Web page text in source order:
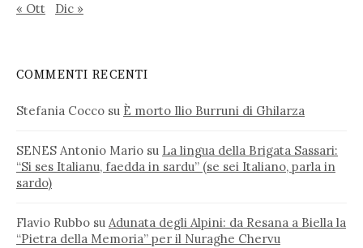
« Ott Dic »
COMMENTI RECENTI
Stefania Cocco su È morto Ilio Burruni di Ghilarza
SENES Antonio Mario su La lingua della Brigata Sassari:
“Si ses Italianu, faedda in sardu” (se sei Italiano, parla in
sardo)
Flavio Rubbo su Adunata degli Alpini: da Resana a Biella la
“Pietra della Memoria” per il Nuraghe Chervu